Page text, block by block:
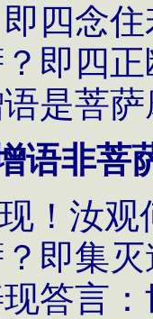
四念
即四
是菩
语非菩
！汝
即集
答言